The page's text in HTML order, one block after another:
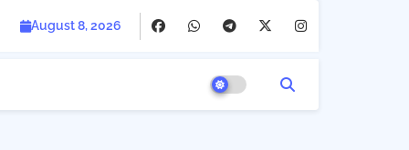
August 8, 2026